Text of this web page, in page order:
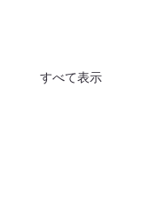
すべて表示